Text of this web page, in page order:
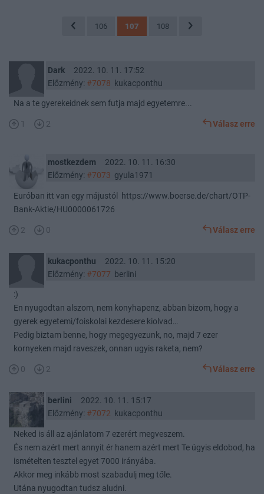
106 107 108
Dark
2022. 10. 11. 17:52
Előzmény: #7078 kukacponthu
Na a te gyerekeidnek sem futja majd egyetemre...
1 2 Válasz erre
mostkezdem
2022. 10. 11. 16:30
Előzmény: #7073 gyula1971
Euróban itt van egy májustól https://www.boerse.de/chart/OTP-
Bank-Aktie/HU0000061726
2 0 Válasz erre
kukacponthu
2022. 10. 11. 15:20
Előzmény: #7077 berlini
:)
En nyugodtan alszom, nem konyhapenz, abban bizom, hogy a
gyerek egyetemi/foiskolai kezdesere kiolvad…
Pedig biztam benne, hogy megegyezunk, no, majd 7 ezer
kornyeken majd raveszek, onnan ugyis raketa, nem?
0 2 Válasz erre
berlini
2022. 10. 11. 15:17
Előzmény: #7072 kukacponthu
Neked is áll az ajánlatom 7 ezerért megveszem.
És nem azért mert annyit ér hanem azért mert Te úgyis eldobod, ha
ismételten tesztel egyet 7000 irányába.
Akkor meg inkább most szabadulj meg tőle.
Utána nyugodtan tudsz aludni.